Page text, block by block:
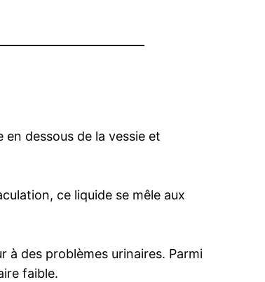
dessous de la vessie et
ce liquide se mêle aux
à des problèmes urinaires. Parmi
faible.